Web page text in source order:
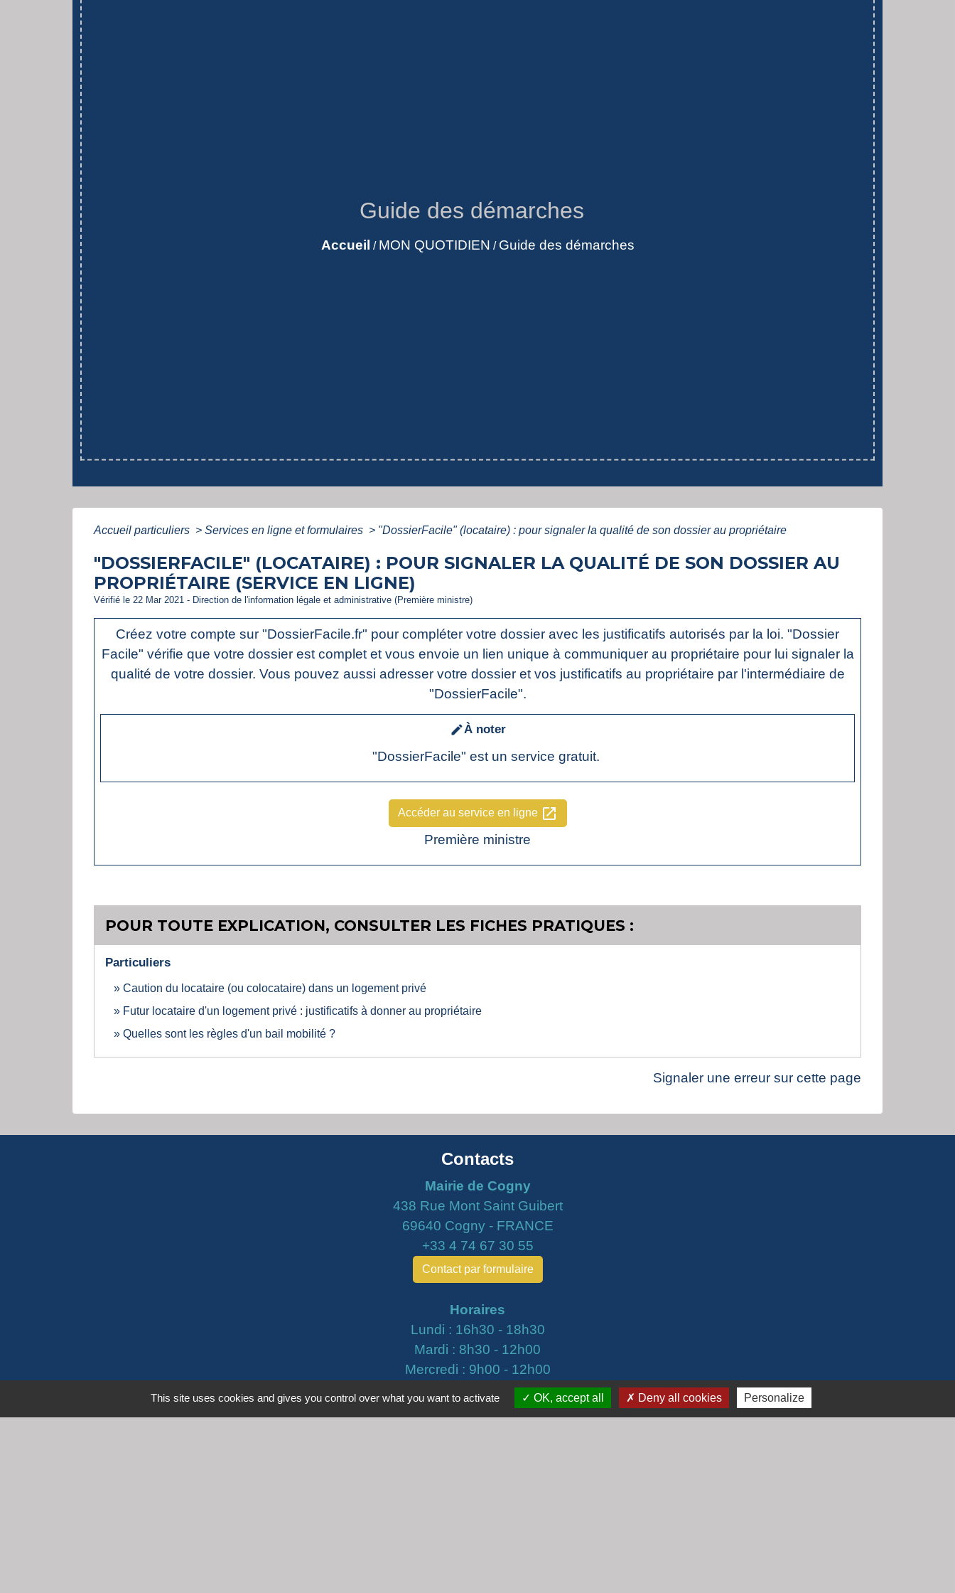
Guide des démarches
Accueil / MON QUOTIDIEN / Guide des démarches
Accueil particuliers > Services en ligne et formulaires > "DossierFacile" (locataire) : pour signaler la qualité de son dossier au propriétaire
"DOSSIERFACILE" (LOCATAIRE) : POUR SIGNALER LA QUALITÉ DE SON DOSSIER AU
PROPRIÉTAIRE (SERVICE EN LIGNE)
Vérifié le 22 Mar 2021 - Direction de l'information légale et administrative (Première ministre)
Créez votre compte sur "DossierFacile.fr" pour compléter votre dossier avec les justificatifs autorisés par la loi. "Dossier
Facile" vérifie que votre dossier est complet et vous envoie un lien unique à communiquer au propriétaire pour lui signaler la
qualité de votre dossier. Vous pouvez aussi adresser votre dossier et vos justificatifs au propriétaire par l'intermédiaire de
"DossierFacile".
editÀ noter
"DossierFacile" est un service gratuit.
Accéder au service en ligne open_in_new
Première ministre
POUR TOUTE EXPLICATION, CONSULTER LES FICHES PRATIQUES :
Particuliers
Caution du locataire (ou colocataire) dans un logement privé
Futur locataire d'un logement privé : justificatifs à donner au propriétaire
Quelles sont les règles d'un bail mobilité ?
Signaler une erreur sur cette page
Contacts
Mairie de Cogny
438 Rue Mont Saint Guibert
69640 Cogny - FRANCE
+33 4 74 67 30 55
Contact par formulaire
Horaires
Lundi : 16h30 - 18h30
Mardi : 8h30 - 12h00
Mercredi : 9h00 - 12h00
Vendredi : 16h00 - 18h00
This site uses cookies and gives you control over what you want to activate OK, accept all Deny all cookies Personalize